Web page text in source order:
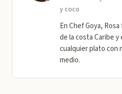
y coco
En Chef Goya,
de la costa Caribe
cualquier plato con
medio.